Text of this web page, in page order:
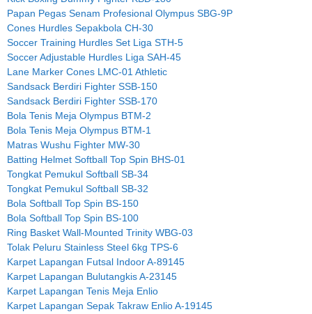
Papan Pegas Senam Profesional Olympus SBG-9P
Cones Hurdles Sepakbola CH-30
Soccer Training Hurdles Set Liga STH-5
Soccer Adjustable Hurdles Liga SAH-45
Lane Marker Cones LMC-01 Athletic
Sandsack Berdiri Fighter SSB-150
Sandsack Berdiri Fighter SSB-170
Bola Tenis Meja Olympus BTM-2
Bola Tenis Meja Olympus BTM-1
Matras Wushu Fighter MW-30
Batting Helmet Softball Top Spin BHS-01
Tongkat Pemukul Softball SB-34
Tongkat Pemukul Softball SB-32
Bola Softball Top Spin BS-150
Bola Softball Top Spin BS-100
Ring Basket Wall-Mounted Trinity WBG-03
Tolak Peluru Stainless Steel 6kg TPS-6
Karpet Lapangan Futsal Indoor A-89145
Karpet Lapangan Bulutangkis A-23145
Karpet Lapangan Tenis Meja Enlio
Karpet Lapangan Sepak Takraw Enlio A-19145